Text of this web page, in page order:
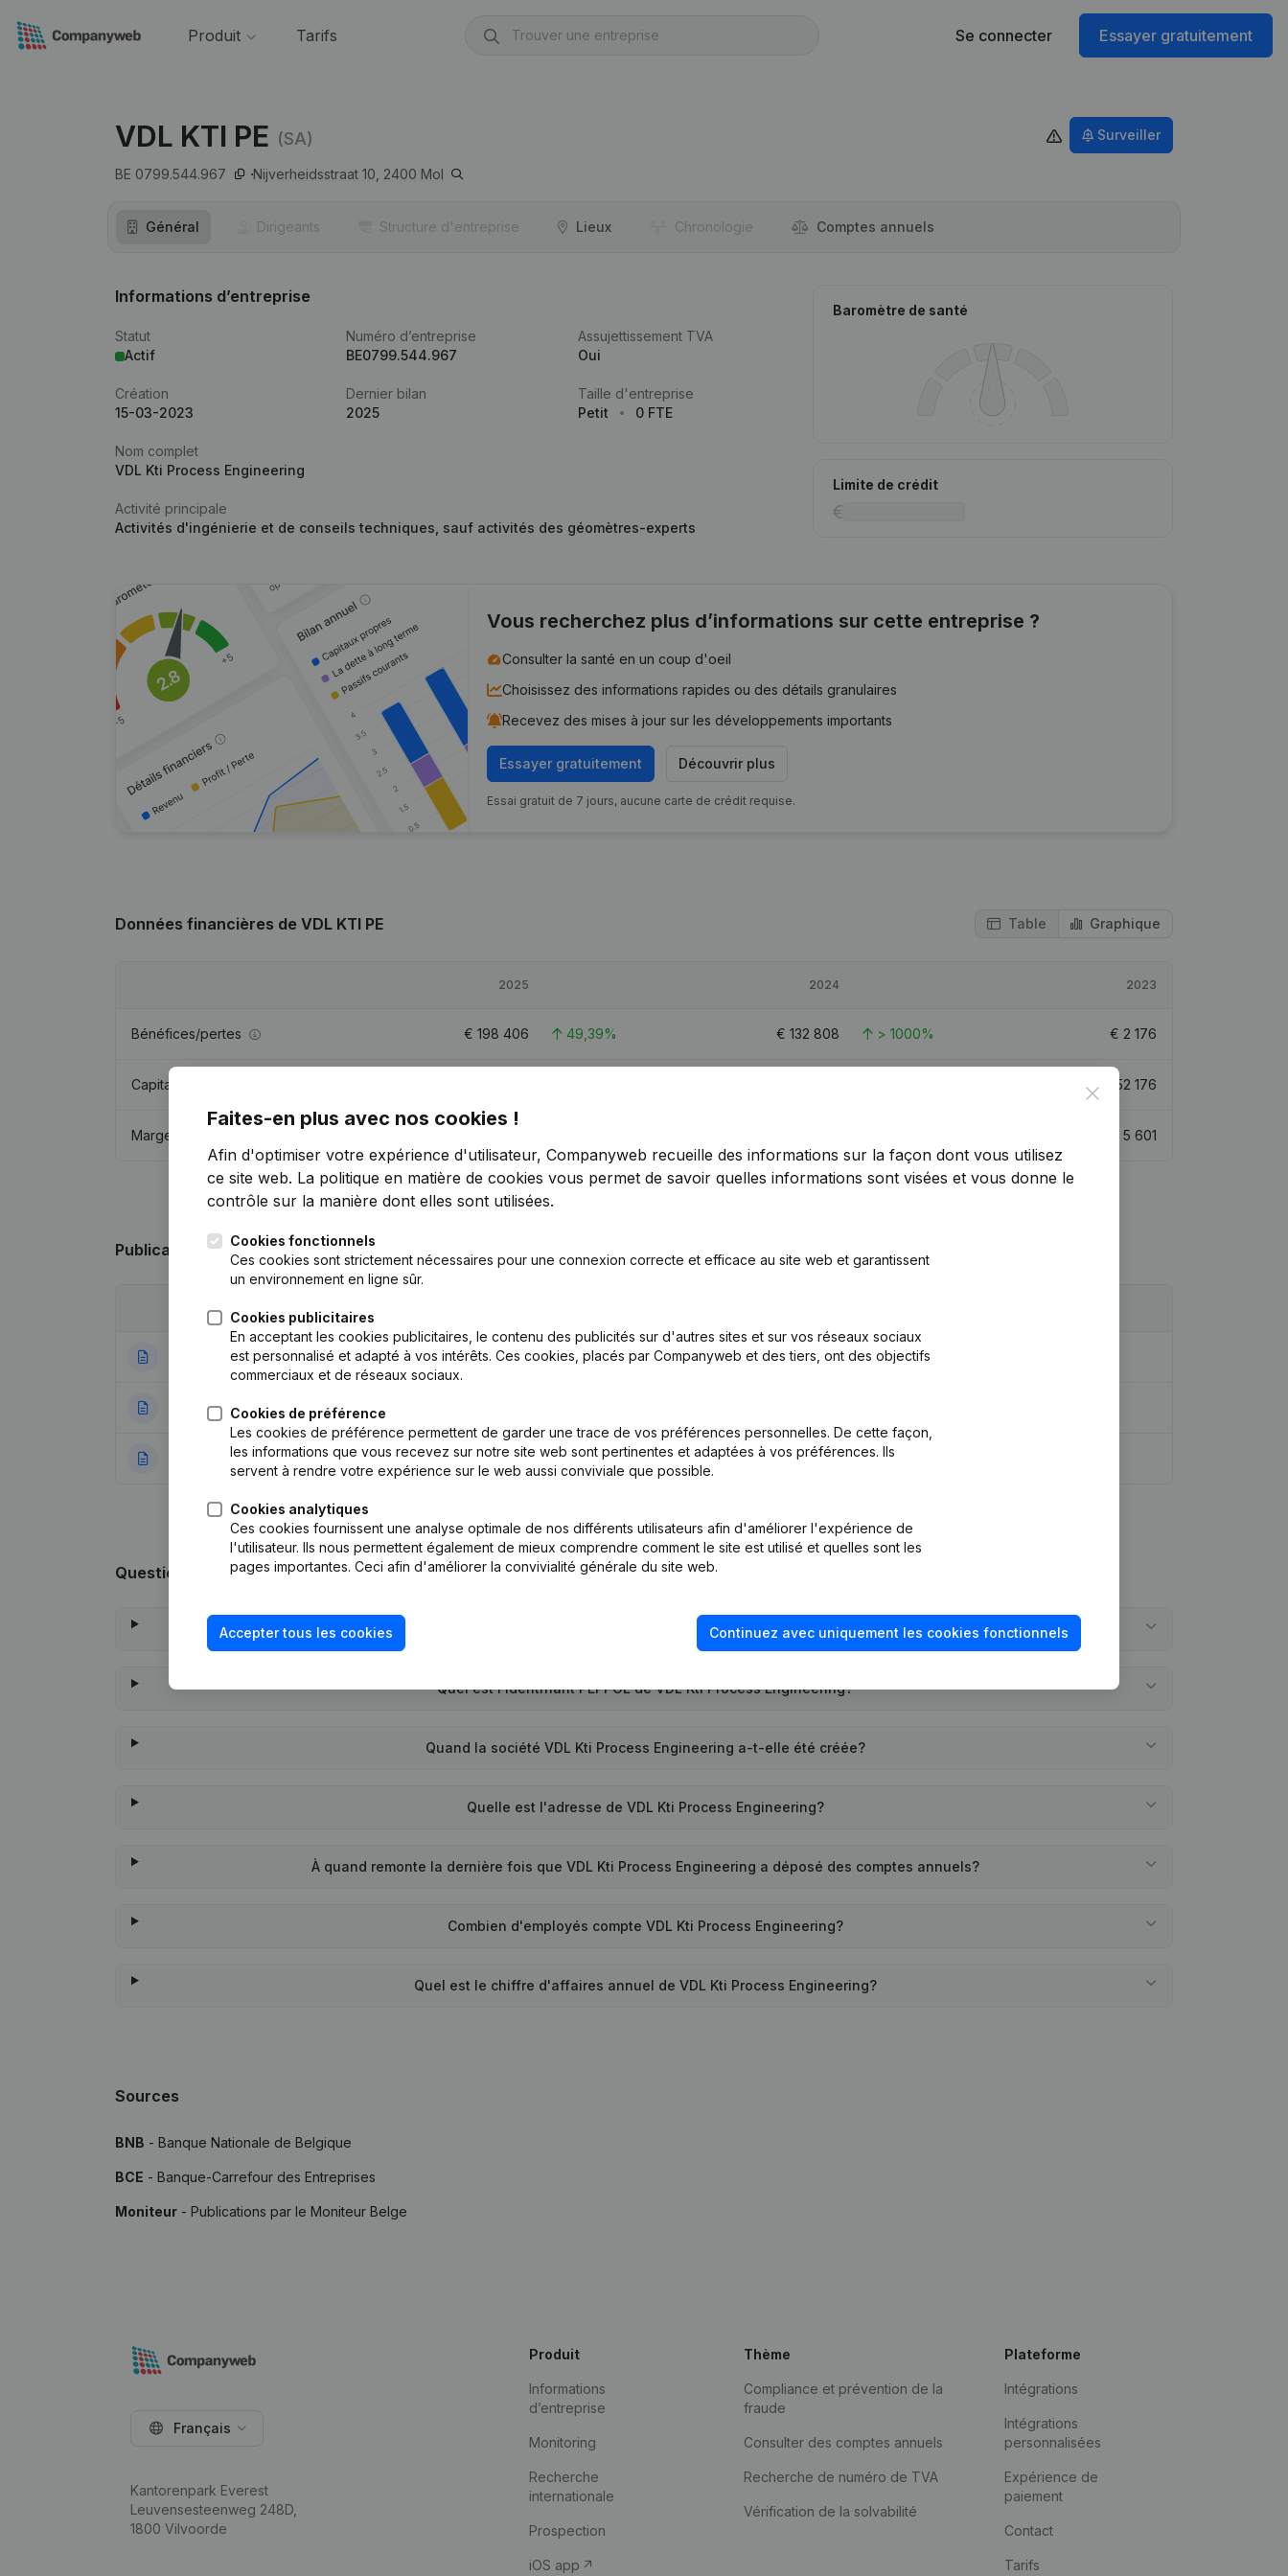
Produit Tarifs Se connecter Essayer gratuitement
VDL KTI PE (SA)
BE 0799.544.967 Nijverheidsstraat 10, 2400 Mol
Surveiller
Général Dirigeants Structure d'entreprise Lieux Chronologie Comptes annuels
Informations d’entreprise
Statut
Actif
Numéro d’entreprise
BE0799.544.967
Assujettissement TVA
Oui
Création
15-03-2023
Dernier bilan
2025
Taille d'entreprise
Petit
0 FTE
Nom complet
VDL Kti Process Engineering
Activité principale
Activités d'ingénierie et de conseils techniques, sauf activités des géomètres-experts
Baromètre de santé
Limite de crédit
Vous recherchez plus d’informations sur cette entreprise ?
Consulter la santé en un coup d'oeil
Choisissez des informations rapides ou des détails granulaires
Recevez des mises à jour sur les développements importants
Essayer gratuitement Découvrir plus
Essai gratuit de 7 jours, aucune carte de crédit requise.
Données financières de VDL KTI PE Table Graphique
2025 2024 2023
Bénéfices/pertes € 198 406 49,39% € 132 808 > 1000% € 2 176
Capitaux propres € 252 176
Marge brute 5 601
Publicationsde VDL KTI PE
Publication
23-02-2026 Demissions - Nominations(NL)
18-01-2024 Demissions - Nominations
17-03-2023 Rubrique Constitution (Nouvelle Personne Morale, Ouverture Succursale, etc...)(NL)
Questions fréquemment posées
Quel est le numéro de TVA de VDL Kti Process Engineering?
Quel est l'identifiant PEPPOL de VDL Kti Process Engineering?
Quand la société VDL Kti Process Engineering a-t-elle été créée?
Quelle est l'adresse de VDL Kti Process Engineering?
À quand remonte la dernière fois que VDL Kti Process Engineering a déposé des comptes annuels?
Combien d'employés compte VDL Kti Process Engineering?
Quel est le chiffre d'affaires annuel de VDL Kti Process Engineering?
Sources
BNB - Banque Nationale de Belgique
BCE - Banque-Carrefour des Entreprises
Moniteur - Publications par le Moniteur Belge
Close
Faites-en plus avec nos cookies !
Afin d'optimiser votre expérience d'utilisateur, Companyweb recueille des informations sur la façon dont vous utilisez
ce site web. La politique en matière de cookies vous permet de savoir quelles informations sont visées et vous donne le
contrôle sur la manière dont elles sont utilisées.
Cookies fonctionnels
Ces cookies sont strictement nécessaires pour une connexion correcte et efficace au site web et garantissent
un environnement en ligne sûr.
Cookies publicitaires
En acceptant les cookies publicitaires, le contenu des publicités sur d'autres sites et sur vos réseaux sociaux
est personnalisé et adapté à vos intérêts. Ces cookies, placés par Companyweb et des tiers, ont des objectifs
commerciaux et de réseaux sociaux.
Cookies de préférence
Les cookies de préférence permettent de garder une trace de vos préférences personnelles. De cette façon,
les informations que vous recevez sur notre site web sont pertinentes et adaptées à vos préférences. Ils
servent à rendre votre expérience sur le web aussi conviviale que possible.
Cookies analytiques
Ces cookies fournissent une analyse optimale de nos différents utilisateurs afin d'améliorer l'expérience de
l'utilisateur. Ils nous permettent également de mieux comprendre comment le site est utilisé et quelles sont les
pages importantes. Ceci afin d'améliorer la convivialité générale du site web.
Accepter tous les cookies Continuez avec uniquement les cookies fonctionnels
Français
Kantorenpark Everest
Leuvensesteenweg 248D,
1800 Vilvoorde
Produit
Informations
d’entreprise
Monitoring
Recherche
internationale
Prospection
iOS app
Thème
Compliance et prévention de la
fraude
Consulter des comptes annuels
Recherche de numéro de TVA
Vérification de la solvabilité
Plateforme
Intégrations
Intégrations
personnalisées
Expérience de
paiement
Contact
Tarifs